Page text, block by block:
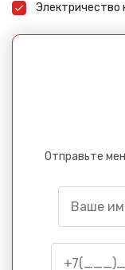
Электричество
Отправьте